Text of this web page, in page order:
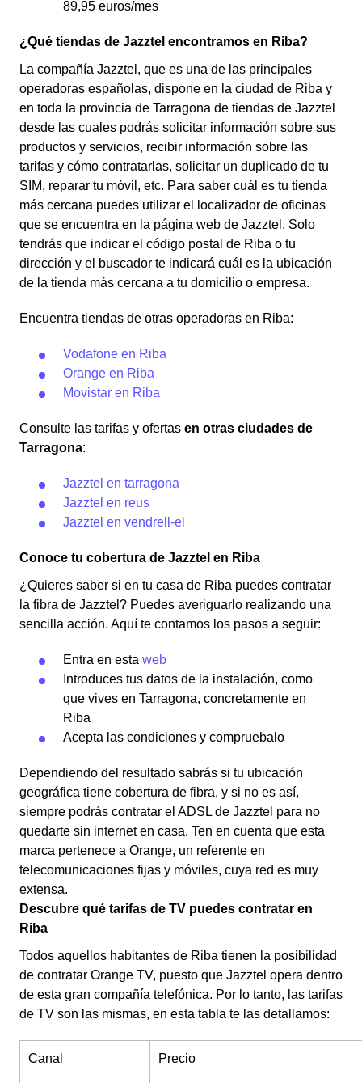
89,95 euros/mes
¿Qué tiendas de Jazztel encontramos en Riba?
La compañía Jazztel, que es una de las principales
operadoras españolas, dispone en la ciudad de Riba y
en toda la provincia de Tarragona de tiendas de Jazztel
desde las cuales podrás solicitar información sobre sus
productos y servicios, recibir información sobre las
tarifas y cómo contratarlas, solicitar un duplicado de tu
SIM, reparar tu móvil, etc. Para saber cuál es tu tienda
más cercana puedes utilizar el localizador de oficinas
que se encuentra en la página web de Jazztel. Solo
tendrás que indicar el código postal de Riba o tu
dirección y el buscador te indicará cuál es la ubicación
de la tienda más cercana a tu domicilio o empresa.
Encuentra tiendas de otras operadoras en Riba:
Vodafone en Riba
Orange en Riba
Movistar en Riba
Consulte las tarifas y ofertas en otras ciudades de
Tarragona:
Jazztel en tarragona
Jazztel en reus
Jazztel en vendrell-el
Conoce tu cobertura de Jazztel en Riba
¿Quieres saber si en tu casa de Riba puedes contratar
la fibra de Jazztel? Puedes averiguarlo realizando una
sencilla acción. Aquí te contamos los pasos a seguir:
Entra en esta web
Introduces tus datos de la instalación, como
que vives en Tarragona, concretamente en
Riba
Acepta las condiciones y compruebalo
Dependiendo del resultado sabrás si tu ubicación
geográfica tiene cobertura de fibra, y si no es así,
siempre podrás contratar el ADSL de Jazztel para no
quedarte sin internet en casa. Ten en cuenta que esta
marca pertenece a Orange, un referente en
telecomunicaciones fijas y móviles, cuya red es muy
extensa.
Descubre qué tarifas de TV puedes contratar en
Riba
Todos aquellos habitantes de Riba tienen la posibilidad
de contratar Orange TV, puesto que Jazztel opera dentro
de esta gran compañía telefónica. Por lo tanto, las tarifas
de TV son las mismas, en esta tabla te las detallamos:
Canal Precio